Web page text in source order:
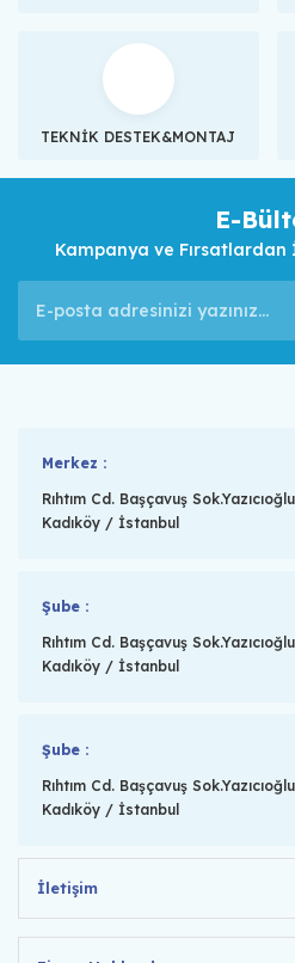
TEKNİK DESTEK&MONTAJ
E-
Kampanya ve Fırsatlardan
Merkez :
Rıhtım Cd. Başçavuş
Kadıköy / İstanbul
Şube :
Rıhtım Cd. Başçavuş
Kadıköy / İstanbul
Şube :
Rıhtım Cd. Başçavuş
Kadıköy / İstanbul
İletişim